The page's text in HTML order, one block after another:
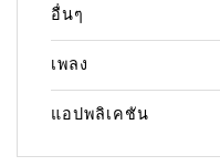
อื่นๆ
เพลง
แอปพลิเคชัน